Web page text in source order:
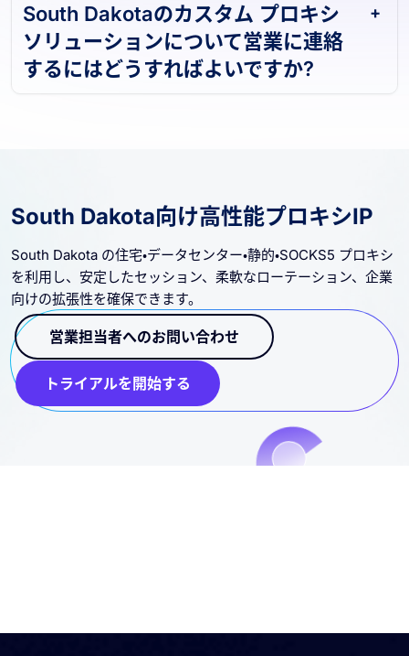
South Dakotaのカスタム プロキシ
ソリューションについて営業に連絡
するにはどうすればよいですか?
South Dakota向け高性能プロキシIP
South Dakota の住宅・データセンター・静的・SOCKS5 プロキシ
を利用し、安定したセッション、柔軟なローテーション、企業
向けの拡張性を確保できます。
営業担当者へのお問い合わせ
トライアルを開始する